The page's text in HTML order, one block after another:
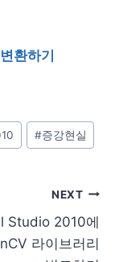
환하기
#증강현실
NEXT
Studio 2010에
라이브러리